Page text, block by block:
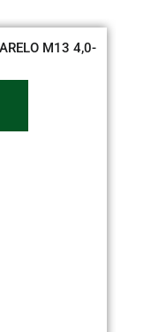
M13 4,0-